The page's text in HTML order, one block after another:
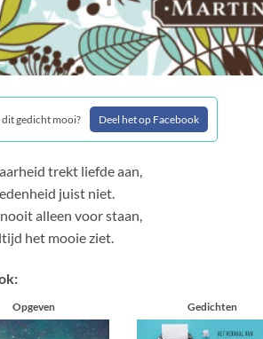
gedicht mooi? Deel het op Facebook
trekt liefde aan,
juist niet.
alleen voor staan,
het mooie ziet.
Opgeven Gedichten